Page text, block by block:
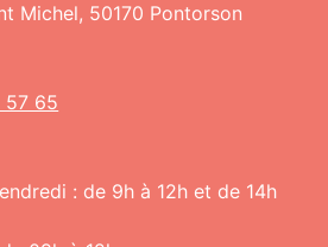
Michel, 50170 Pontorson
57 65
: de 9h à 12h et de 14h